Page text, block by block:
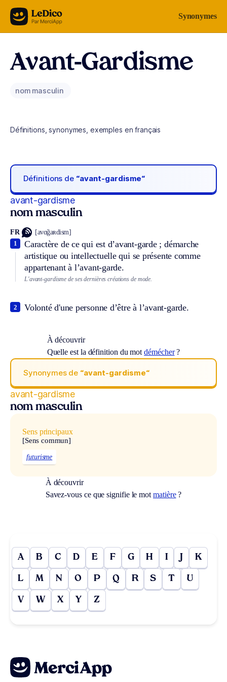
Aller au contenu Synonymes
Avant-Gardisme
nom masculin
Définitions, synonymes, exemples en français
Définitions de “avant-gardisme“
avant-gardisme
nom masculin
FR [avɑ̃gaʀdism]
Caractère de ce qui est d’avant-garde ; démarche
artistique ou intellectuelle qui se présente comme
appartenant à l’avant-garde.
1
L'avant-gardisme de ses dernières créations de mode.
Volonté d'une personne d’être à l’avant-garde.
2
À découvrir
Quelle est la définition du motdémécher?
Synonymes de “avant-gardisme“
avant-gardisme
nom masculin
Sens principaux
[Sens commun]
futurisme
À découvrir
Savez-vous ce que signifie le mot matière?
A B C D E F G H I J K
L M N O P Q R S T U
V W X Y Z